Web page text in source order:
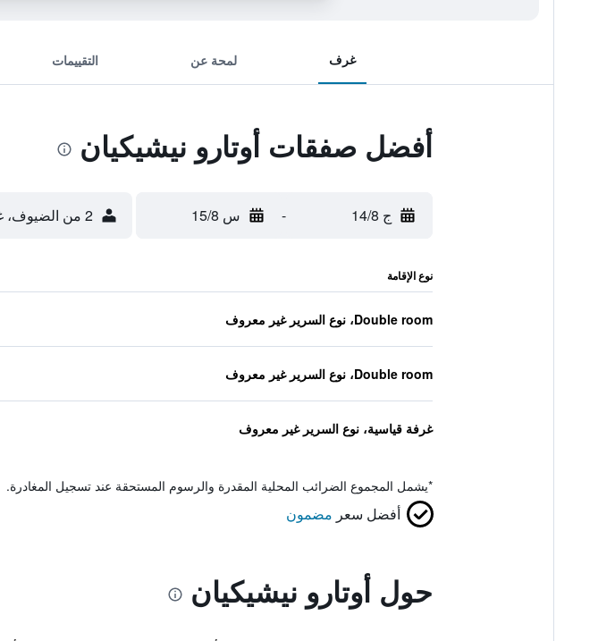
غرف لمحة عن التقييمات
أفضل صفقات أوتارو نيشيكيان
ج 14/8 - س 15/8 2 من الضيوف، غرفة واحدة
نوع الإقامة
Double room، نوع السرير غير معروف
Double room، نوع السرير غير معروف
غرفة قياسية، نوع السرير غير معروف
*يشمل المجموع الضرائب المحلية المقدرة والرسوم المستحقة عند تسجيل المغادرة.
أفضل سعر مضمون
حول أوتارو نيشيكيان